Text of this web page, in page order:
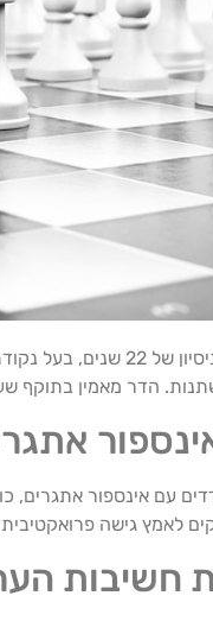
אלעד הדר, יועץ
הדר מאמין בתוקף
עם אינספור אתגרים,
לאמץ גישה
חשיבות